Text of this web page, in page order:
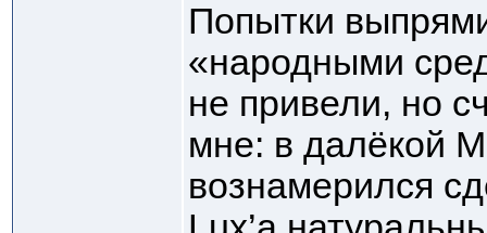
Попытки
«народными
не привели, но
мне: в далёкой
вознамерился